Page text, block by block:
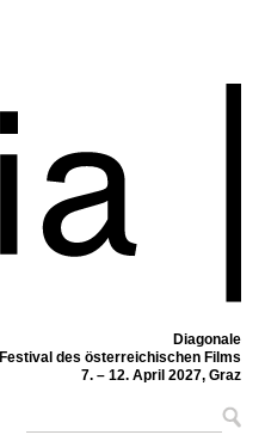
Diagonale
Festival des österreichischen Films
7. – 12. April 2027, Graz